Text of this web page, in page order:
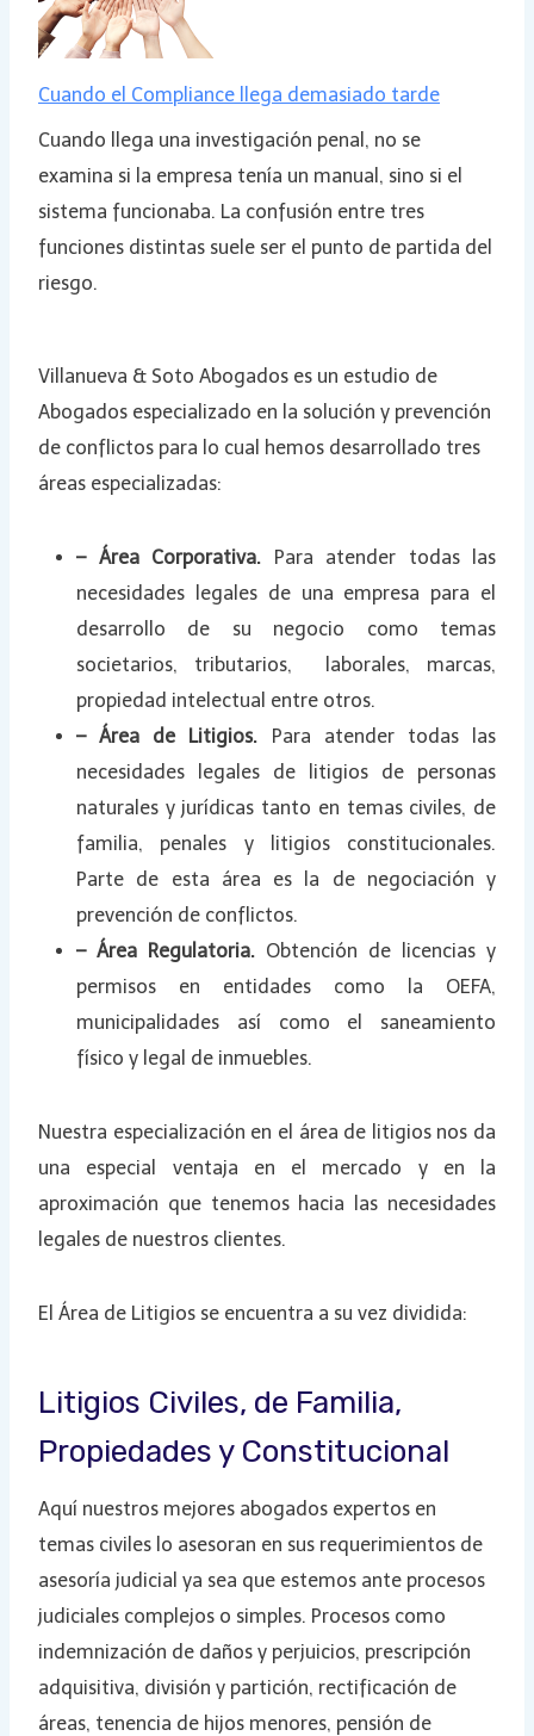
Cuando el Compliance llega demasiado tarde
Cuando llega una investigación penal, no se
examina si la empresa tenía un manual, sino si el
sistema funcionaba. La confusión entre tres
funciones distintas suele ser el punto de partida del
riesgo.
Villanueva & Soto Abogados es un estudio de
Abogados especializado en la solución y prevención
de conflictos para lo cual hemos desarrollado tres
áreas especializadas:
– Área Corporativa. Para atender todas las
necesidades legales de una empresa para el
desarrollo de su negocio como temas
societarios, tributarios, laborales, marcas,
propiedad intelectual entre otros.
– Área de Litigios. Para atender todas las
necesidades legales de litigios de personas
naturales y jurídicas tanto en temas civiles, de
familia, penales y litigios constitucionales.
Parte de esta área es la de negociación y
prevención de conflictos.
– Área Regulatoria. Obtención de licencias y
permisos en entidades como la OEFA,
municipalidades así como el saneamiento
físico y legal de inmuebles.
Nuestra especialización en el área de litigios nos da
una especial ventaja en el mercado y en la
aproximación que tenemos hacia las necesidades
legales de nuestros clientes.
El Área de Litigios se encuentra a su vez dividida:
Litigios Civiles, de Familia,
Propiedades y Constitucional
Aquí nuestros mejores abogados expertos en
temas civiles lo asesoran en sus requerimientos de
asesoría judicial ya sea que estemos ante procesos
judiciales complejos o simples. Procesos como
indemnización de daños y perjuicios, prescripción
adquisitiva, división y partición, rectificación de
áreas, tenencia de hijos menores, pensión de